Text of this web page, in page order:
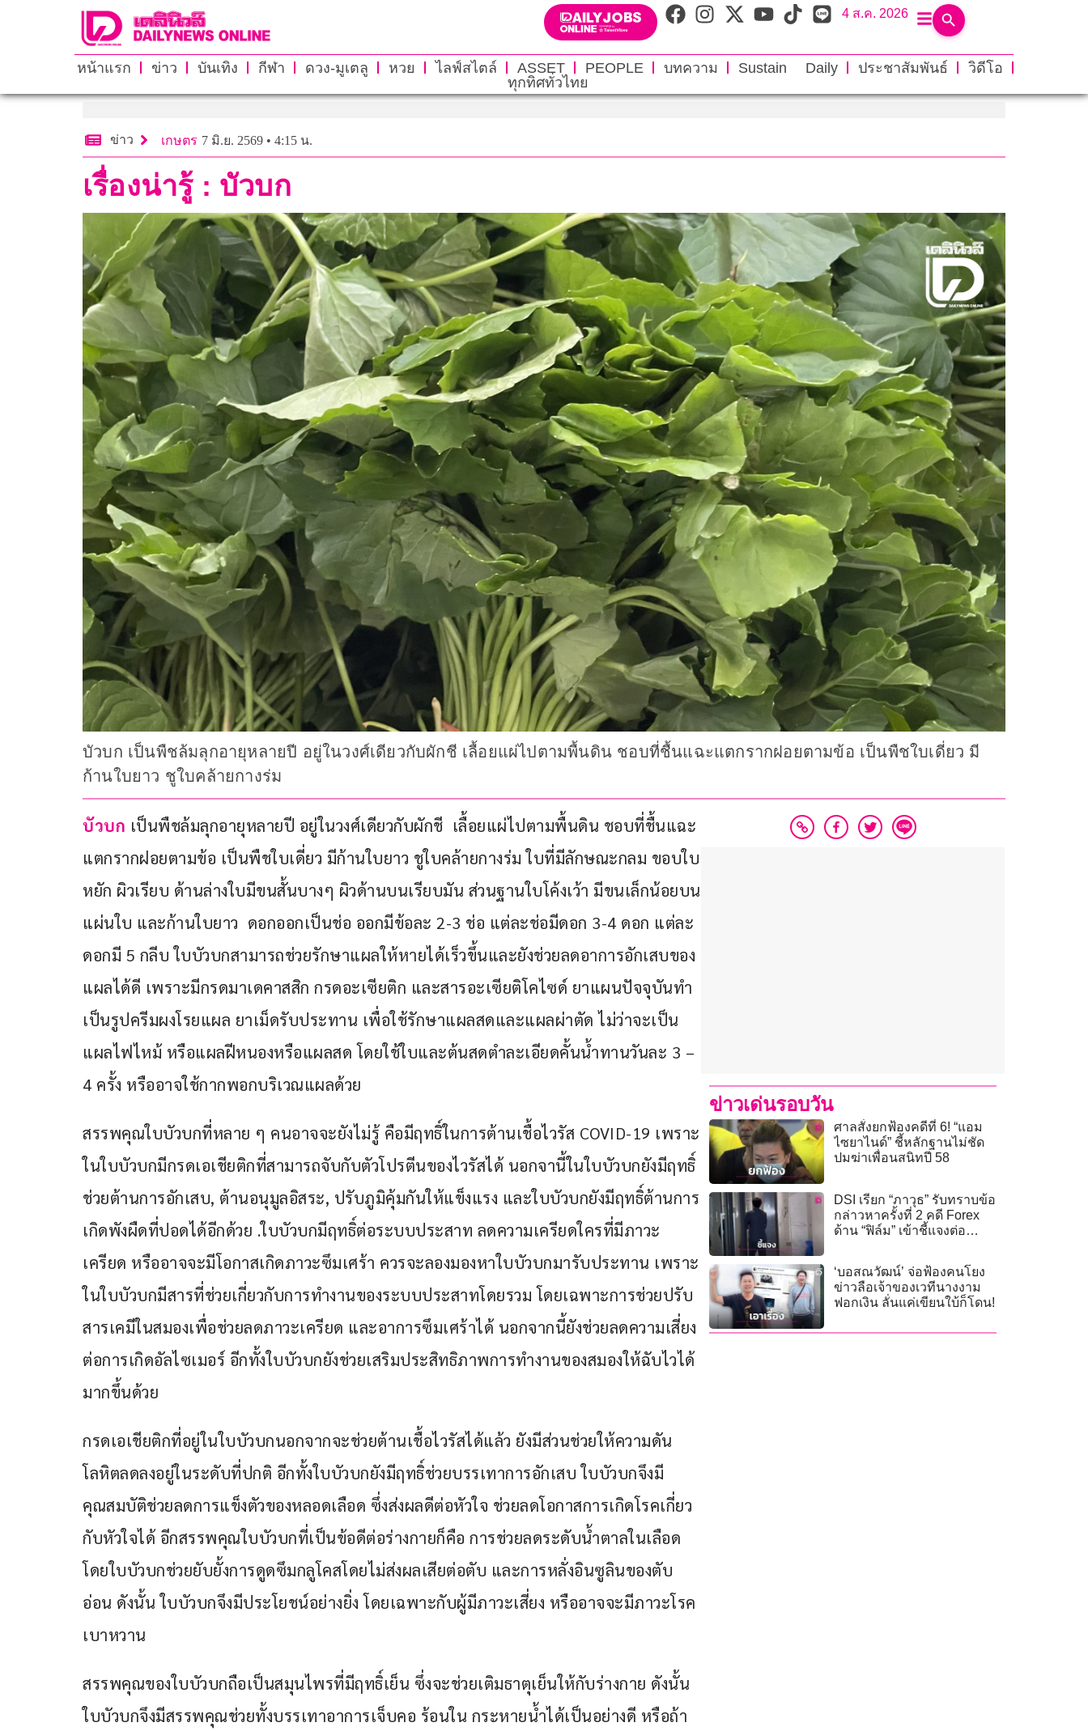
4 ส.ค. 2026
หน้าแรก ข่าว บันเทิง กีฬา ดวง-มูเตลู หวย ไลฟ์สไตล์ ASSET PEOPLE บทความ Sustain Daily ประชาสัมพันธ์
วิดีโอ
ทุกทิศทั่วไทย
ข่าว เกษตร 7 มิ.ย. 2569 • 4:15 น.
เรื่องน่ารู้ : บัวบก
บัวบก เป็นพืชล้มลุกอายุหลายปี อยู่ในวงศ์เดียวกับผักชี เลื้อยแผ่ไปตามพื้นดิน ชอบที่ชื้นแฉะแตกรากฝอยตามข้อ เป็นพืชใบเดี่ยว มี
ก้านใบยาว ชูใบคล้ายกางร่ม
บัวบก เป็นพืชล้มลุกอายุหลายปี อยู่ในวงศ์เดียวกับผักชี  เลื้อยแผ่ไปตามพื้นดิน ชอบที่ชื้นแฉะ
แตกรากฝอยตามข้อ เป็นพืชใบเดี่ยว มีก้านใบยาว ชูใบคล้ายกางร่ม ใบที่มีลักษณะกลม ขอบใบ
หยัก ผิวเรียบ ด้านล่างใบมีขนสั้นบางๆ ผิวด้านบนเรียบมัน ส่วนฐานใบโค้งเว้า มีขนเล็กน้อยบน
แผ่นใบ และก้านใบยาว  ดอกออกเป็นช่อ ออกมีข้อละ 2-3 ช่อ แต่ละช่อมีดอก 3-4 ดอก แต่ละ
ดอกมี 5 กลีบ ใบบัวบกสามารถช่วยรักษาแผลให้หายได้เร็วขึ้นและยังช่วยลดอาการอักเสบของ
แผลได้ดี เพราะมีกรดมาเดคาสสิก กรดอะเซียติก และสารอะเซียติโคไซด์ ยาแผนปัจจุบันทำ
เป็นรูปครีมผงโรยแผล ยาเม็ดรับประทาน เพื่อใช้รักษาแผลสดและแผลผ่าตัด ไม่ว่าจะเป็น
แผลไฟไหม้ หรือแผลฝีหนองหรือแผลสด โดยใช้ใบและต้นสดตำละเอียดคั้นน้ำทานวันละ 3 –
4 ครั้ง หรืออาจใช้กากพอกบริเวณแผลด้วย
สรรพคุณใบบัวบกที่หลาย ๆ คนอาจจะยังไม่รู้ คือมีฤทธิ์ในการต้านเชื้อไวรัส COVID-19 เพราะ
ในใบบัวบกมีกรดเอเชียติกที่สามารถจับกับตัวโปรตีนของไวรัสได้ นอกจานี้ในใบบัวบกยังมีฤทธิ์
ช่วยต้านการอักเสบ, ต้านอนุมูลอิสระ, ปรับภูมิคุ้มกันให้แข็งแรง และใบบัวบกยังมีฤทธิ์ต้านการ
เกิดพังผืดที่ปอดได้อีกด้วย .ใบบัวบกมีฤทธิ์ต่อระบบประสาท ลดความเครียดใครที่มีภาวะ
เครียด หรืออาจจะมีโอกาสเกิดภาวะซึมเศร้า ควรจะลองมองหาใบบัวบกมารับประทาน เพราะ
ในใบบัวบกมีสารที่ช่วยเกี่ยวกับการทำงานของระบบประสาทโดยรวม โดยเฉพาะการช่วยปรับ
สารเคมีในสมองเพื่อช่วยลดภาวะเครียด และอาการซึมเศร้าได้ นอกจากนี้ยังช่วยลดความเสี่ยง
ต่อการเกิดอัลไซเมอร์ อีกทั้งใบบัวบกยังช่วยเสริมประสิทธิภาพการทำงานของสมองให้ฉับไวได้
มากขึ้นด้วย
กรดเอเชียติกที่อยู่ในใบบัวบกนอกจากจะช่วยต้านเชื้อไวรัสได้แล้ว ยังมีส่วนช่วยให้ความดัน
โลหิตลดลงอยู่ในระดับที่ปกติ อีกทั้งใบบัวบกยังมีฤทธิ์ช่วยบรรเทาการอักเสบ ใบบัวบกจึงมี
คุณสมบัติช่วยลดการแข็งตัวของหลอดเลือด ซึ่งส่งผลดีต่อหัวใจ ช่วยลดโอกาสการเกิดโรคเกี่ยว
กับหัวใจได้ อีกสรรพคุณใบบัวบกที่เป็นข้อดีต่อร่างกายก็คือ การช่วยลดระดับน้ำตาลในเลือด
โดยใบบัวบกช่วยยับยั้งการดูดซึมกลูโคสโดยไม่ส่งผลเสียต่อตับ และการหลั่งอินซูลินของตับ
อ่อน ดังนั้น ใบบัวบกจึงมีประโยชน์อย่างยิ่ง โดยเฉพาะกับผู้มีภาวะเสี่ยง หรืออาจจะมีภาวะโรค
เบาหวาน
สรรพคุณของใบบัวบกถือเป็นสมุนไพรที่มีฤทธิ์เย็น ซึ่งจะช่วยเติมธาตุเย็นให้กับร่างกาย ดังนั้น
ใบบัวบกจึงมีสรรพคุณช่วยทั้งบรรเทาอาการเจ็บคอ ร้อนใน กระหายน้ำได้เป็นอย่างดี หรือถ้า
ข่าวเด่นรอบวัน
ศาลสั่งยกฟ้องคดีที่ 6! “แอม
ไซยาไนด์” ชี้หลักฐานไม่ชัด
ปมฆ่าเพื่อนสนิทปี 58
DSI เรียก “ภาวุธ” รับทราบข้อ
กล่าวหาครั้งที่ 2 คดี Forex
ด้าน “ฟิล์ม” เข้าชี้แจงต่อ
‘บอสณวัฒน์’ จ่อฟ้องคนโยง
ข่าวลือเจ้าของเวทีนางงาม
ฟอกเงิน ลั่นแค่เขียนใบ้ก็โดน!